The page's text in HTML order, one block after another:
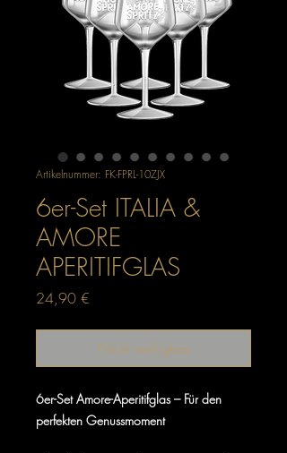
Artikelnummer: FK-FPRL-10ZJX
6er-Set ITALIA &
AMORE
APERITIFGLAS
24,90 €
Nicht verfügbar
6er-Set Amore-Aperitifglas – Für den
perfekten Genussmoment